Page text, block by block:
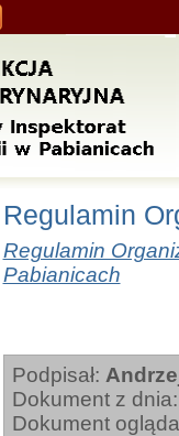
Regulamin
Regulamin
Pabianicach
Podpisał:
Dokument z
Dokument